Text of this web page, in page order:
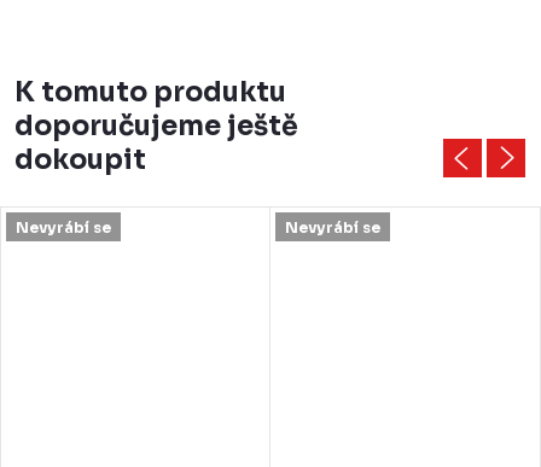
K tomuto produktu
doporučujeme ještě
dokoupit
Nevyrábí se Nevyrábí se